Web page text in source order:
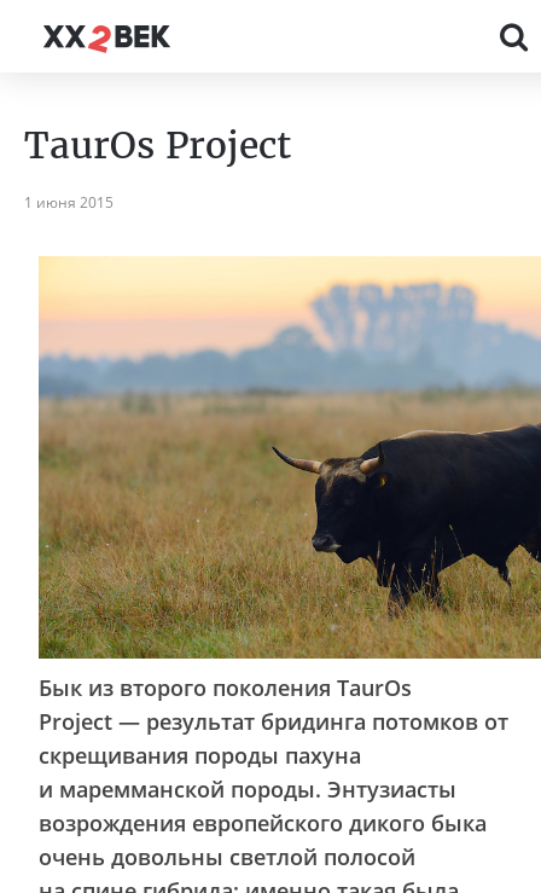
TaurOs Project
1 июня 2015
Бык из второго поколения TaurOs
Project — результат бридинга потомков от
скрещивания породы пахуна
и маремманской породы. Энтузиасты
возрождения европейского дикого быка
очень довольны светлой полосой